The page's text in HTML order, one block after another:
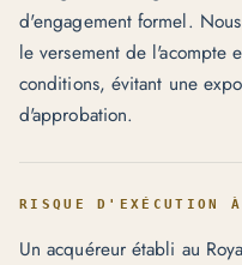
d'engagement formel.
le versement de l'acompte
conditions, évitant une
d'approbation.
RISQUE D'EXÉCUTION
Un acquéreur établi au